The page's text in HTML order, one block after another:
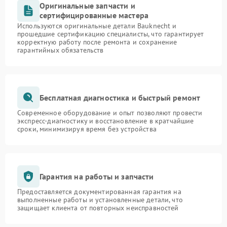
Оригинальные запчасти и
сертифицированные мастера
Используются оригинальные детали Bauknecht и
прошедшие сертификацию специалисты, что гарантирует
корректную работу после ремонта и сохранение
гарантийных обязательств
Бесплатная диагностика и быстрый ремонт
Современное оборудование и опыт позволяют провести
экспресс-диагностику и восстановление в кратчайшие
сроки, минимизируя время без устройства
Гарантия на работы и запчасти
Предоставляется документированная гарантия на
выполненные работы и установленные детали, что
защищает клиента от повторных неисправностей